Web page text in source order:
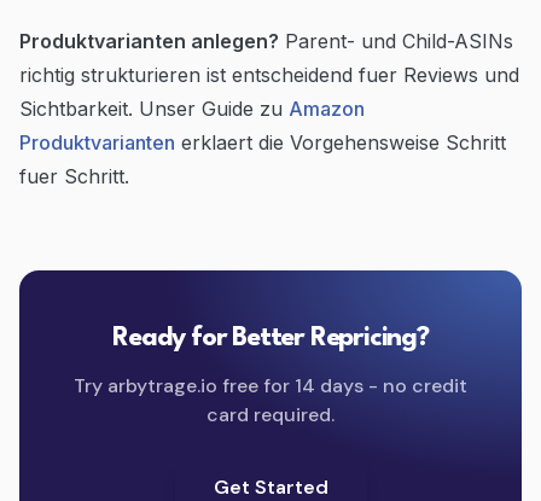
Produktvarianten anlegen? Parent- und Child-ASINs
richtig strukturieren ist entscheidend fuer Reviews und
Sichtbarkeit. Unser Guide zu Amazon
Produktvarianten erklaert die Vorgehensweise Schritt
fuer Schritt.
Ready for Better Repricing?
Try arbytrage.io free for 14 days - no credit
card required.
Get Started